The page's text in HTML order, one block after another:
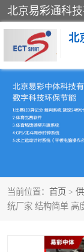
北
当前位置： 首页 >
统厂家 结构简单 高
记分系统
智能颁奖旗系统
计时计分及成
体育场馆影像